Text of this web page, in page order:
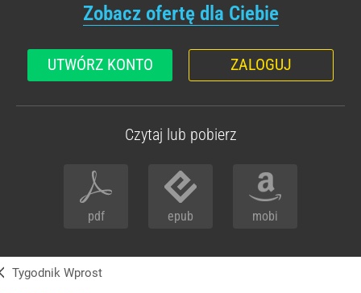
Zobacz ofertę dla Ciebie
UTWÓRZ KONTO ZALOGUJ
Czytaj lub pobierz
pdf epub mobi
Tygodnik Wprost